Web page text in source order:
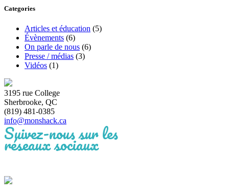
Categories
Articles et éducation (5)
Évènements (6)
On parle de nous (6)
Presse / médias (3)
Vidéos (1)
3195 rue College
Sherbrooke, QC
(819) 481-0385
info@monshack.ca
Suivez-nous sur les
réseaux sociaux